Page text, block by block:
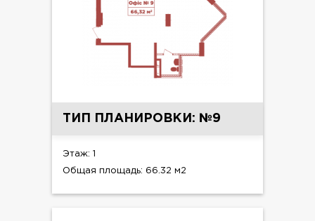
ТИП ПЛАНИРОВКИ: №9
Этаж: 1
Общая площадь: 66.32 м2